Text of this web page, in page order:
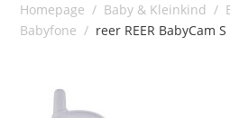
Homepage / Baby & Kleinkind /
Babyfone / reer REER BabyCam S